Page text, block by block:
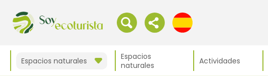
Espacios naturales
Espacios
naturales
Actividades